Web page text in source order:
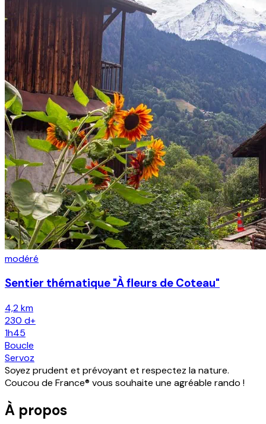
modéré
Sentier thématique "À fleurs de Coteau"
4,2 km
230 d+
1h45
Boucle
Servoz
Soyez prudent et prévoyant et respectez la nature.
Coucou de France® vous souhaite une agréable rando !
À propos